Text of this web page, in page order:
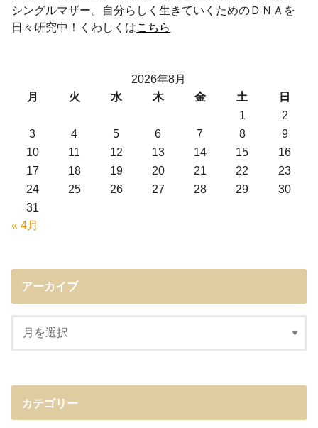
シングルマザー。自分らしく生きていくためのＤＮＡを
日々研究中！くわしくはこちら
2026年8月
月
火 水 木 金 土
日
1
2
3
4 5 6 7 8
9
10
11 12 13 14 15
16
17
18 19 20 21 22
23
24
25 26 27 28 29
30
31
« 4月
アーカイブ
カテゴリー